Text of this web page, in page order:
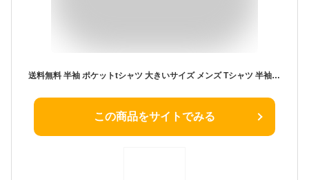
送料無料 半袖 ポケットtシャツ 大きいサイズ メンズ Tシャツ 半袖Tシャツ カットソー インナー ティーシャツ 無地 無地Tシャツ 綿100％ Vネック ポケット 白 黒 赤 ストリート XXL XXXL 汗じみ防止 厚手 胸ポケット ポケット付き ブランド アメカジ 汗対策
この商品をサイトでみる